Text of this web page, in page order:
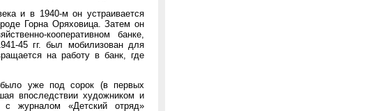
и в 1940-м он устраивается
Горна Оряховица. Затем он
кооперативном банке,
45 гг. был мобилизован для
на работу в банк, где
уже под сорок (в первых
впоследствии художником и
с журналом «Детский отряд»